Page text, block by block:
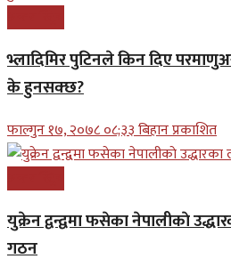
भ्लादिमिर पुटिनले किन दिए
के हुनसक्छ?
फाल्गुन १७, २०७८ ०८;३३ बिहान प्रकाशित
युक्रेन द्वन्द्वमा फसेका नेपालीकाे
गठन